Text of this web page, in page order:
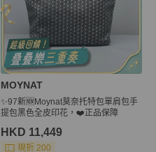
MOYNAT
✨97新🆕Moynat莫奈托特包單肩包手
提包黑色全皮印花，❤️正品保障
HKD 11,449
現折 200